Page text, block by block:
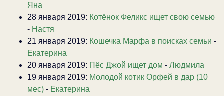
Яна
28 января 2019: Котёнок Феликс ищет свою семью
- Настя
21 января 2019: Кошечка Марфа в поисках семьи -
Екатерина
20 января 2019: Пёс Джой ищет дом - Людмила
19 января 2019: Молодой котик Орфей в дар (10
мес) - Екатерина